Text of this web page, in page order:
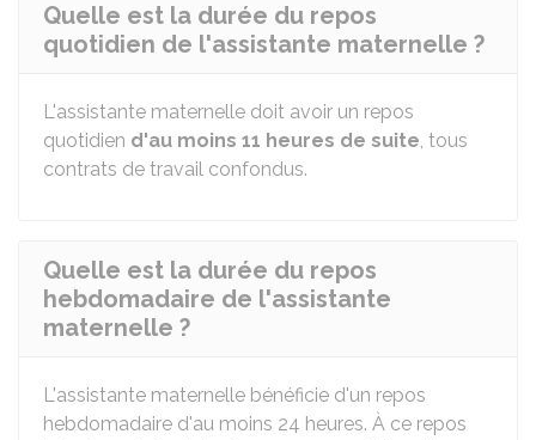
Quelle est la durée du repos
quotidien de l'assistante maternelle ?
L'assistante maternelle doit avoir un repos
quotidien d'au moins 11 heures de suite, tous
contrats de travail confondus.
Quelle est la durée du repos
hebdomadaire de l'assistante
maternelle ?
L'assistante maternelle bénéficie d'un repos
hebdomadaire d'au moins 24 heures. À ce repos